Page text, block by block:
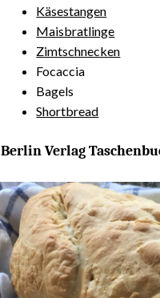
Käsestangen
Maisbratlinge
Zimtschnecken
Focaccia
Bagels
Shortbread
Berlin Verlag Tasc